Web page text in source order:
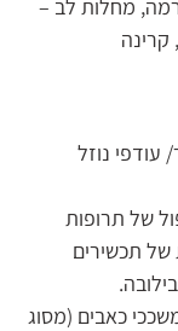
מחלות לב –
קרינה
עודפי נוזל
של תרופות
של תכשירים
כאבים (מסוג